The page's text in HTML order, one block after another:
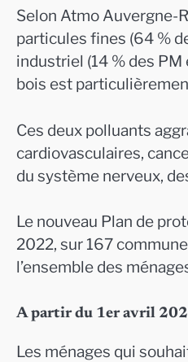
Selon Atmo Auvergne-
particules fines (64 %
industriel (14 % des PM
bois est
Ces deux polluants
cardiovasculaires,
du système nerveux,
Le nouveau Plan de
2022, sur 167
l’ensemble des
A partir du 1er avril
Les ménages qui